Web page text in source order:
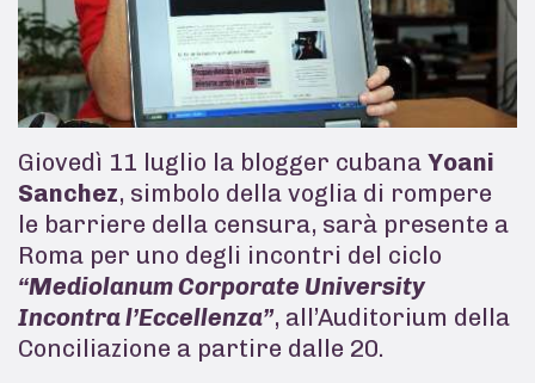
Giovedì 11 luglio la blogger cubana Yoani
Sanchez, simbolo della voglia di rompere
le barriere della censura, sarà presente a
Roma per uno degli incontri del ciclo
“Mediolanum Corporate University
Incontra l’Eccellenza”, all’Auditorium della
Conciliazione a partire dalle 20.